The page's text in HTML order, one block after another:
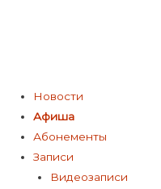
Меню Новости
Афиша
Абонементы
Записи
Видеозаписи